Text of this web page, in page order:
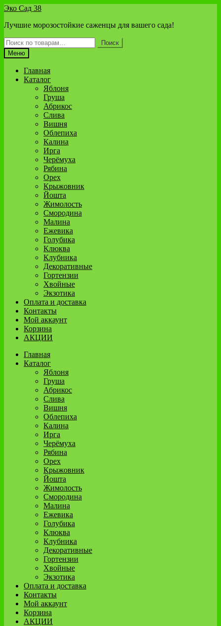
Перейти
навигации
Перейти
содержимому
Эко Сад 38
Лучшие морозостойкие саженцы для вашего сада!
Искать:
Поиск
Меню
Главная
Каталог
Яблоня
Груша
Абрикос
Слива
Вишня
Облепиха
Калина
Ирга
Черёмуха
Рябина
Орех
Крыжовник
Йошта
Жимолость
Смородина
Малина
Ежевика
Голубика
Клюква
Клубника
Декоративные
Гортензии
Хвойные
Экзотика
Оплата и доставка
Контакты
Мой аккаунт
Корзина
АКЦИИ
Главная
Каталог
Яблоня
Груша
Абрикос
Слива
Вишня
Облепиха
Калина
Ирга
Черёмуха
Рябина
Орех
Крыжовник
Йошта
Жимолость
Смородина
Малина
Ежевика
Голубика
Клюква
Клубника
Декоративные
Гортензии
Хвойные
Экзотика
Оплата и доставка
Контакты
Мой аккаунт
Корзина
АКЦИИ